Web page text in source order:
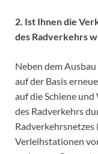
2. Ist Ihnen die
des Radverkehrs
Neben dem
auf der Basis
auf die Schiene
des Radverkehrs
Radverkehrsnetzes
Verleihstationen